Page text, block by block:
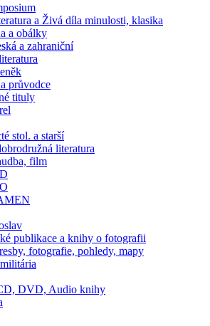
a Živá díla minulosti, klasika
a obálky
a zahraniční
průvodce
tituly
stol. a starší
literatura
film
publikace a knihy o fotografii
fotografie, pohledy, mapy
DVD, Audio knihy